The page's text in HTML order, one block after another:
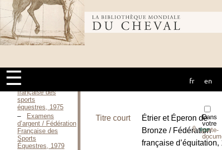
Bibliothèque
mondiale du
cheval
☰ fr en
sports
équestres, 1972
Manuel
d’équitation —
1974 / Fédération
française des
Manuel
d’équitation —
1975 / Fédération
française des
sports
équestres, 1975
Examens
d’argent / Fédération
Française des
Sports
Équestres, 1979
Dans
votre
porte-
⇪PDF
Titre court
Étrier et Éperon de
Bronze / Fédération
française d’équitation,